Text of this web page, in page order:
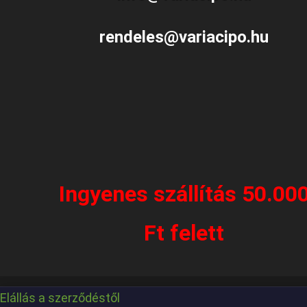
rendeles@variacipo.hu
Ingyenes szállítás
Ft felett
Elállás a szerződéstől